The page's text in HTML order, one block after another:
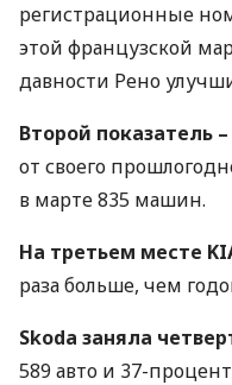
регистрационные
этой французской
давности Рено
Второй показатель
от своего
в марте 835 машин.
На третьем месте
раза больше, чем
Skoda заняла
589 авто и 37-